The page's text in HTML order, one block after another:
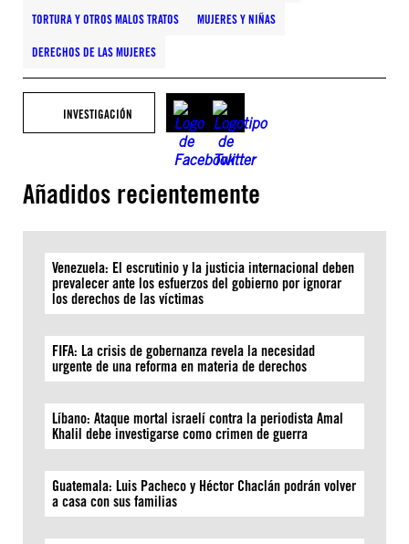
TORTURA Y OTROS MALOS TRATOS MUJERES Y NIÑAS
DERECHOS DE LAS MUJERES
INVESTIGACIÓN
Añadidos recientemente
Venezuela: El escrutinio y la justicia internacional deben
prevalecer ante los esfuerzos del gobierno por ignorar
los derechos de las víctimas
FIFA: La crisis de gobernanza revela la necesidad
urgente de una reforma en materia de derechos
Líbano: Ataque mortal israelí contra la periodista Amal
Khalil debe investigarse como crimen de guerra
Guatemala: Luis Pacheco y Héctor Chaclán podrán volver
a casa con sus familias